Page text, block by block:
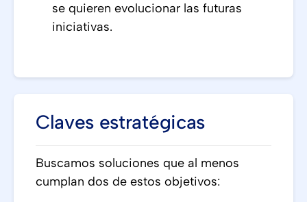
se quieren evolucionar las futuras
iniciativas.
Claves estratégicas
Buscamos soluciones que al menos
cumplan dos de estos objetivos: